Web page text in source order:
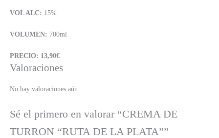
VOL ALC: 15%
VOLUMEN: 700ml
PRECIO: 13,90€
Valoraciones
No hay valoraciones aún.
Sé el primero en valorar “CREMA DE
TURRON “RUTA DE LA PLATA””